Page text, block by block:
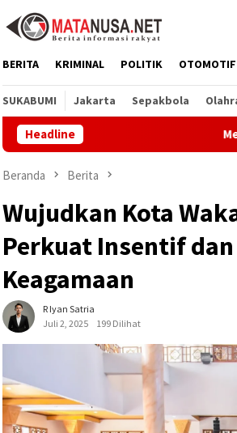
BERITA KRIMINAL POLITIK OTOMOTIF
SUKABUMI Jakarta Sepakbola
Headline Melalui GEMA
Beranda Berita
Wujudkan Kota
Perkuat Insentif
Keagamaan
R Iyan Satria
Juli 2, 2025
199 Dilihat